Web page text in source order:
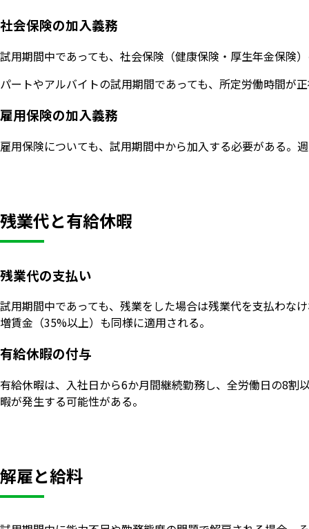
社会保険の加入義務
試用期間中であっても、社会保険（健康保険・厚生年金保険
パートやアルバイトの試用期間であっても、所定労働時間が
雇用保険の加入義務
雇用保険についても、試用期間中から加入する必要がある。
残業代と有給休暇
残業代の支払い
試用期間中であっても、残業をした場合は残業代を支払わな
増賃金（35%以上）も同様に適用される。
有給休暇の付与
有給休暇は、入社日から6か月間継続勤務し、全労働日の8
暇が発生する可能性がある。
解雇と給料